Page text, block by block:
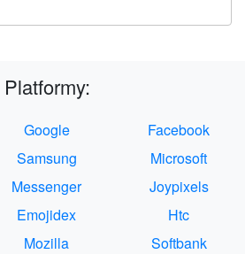
Platformy:
Google
Facebook
Samsung
Microsoft
Messenger
Joypixels
Emojidex
Htc
Mozilla
Softbank